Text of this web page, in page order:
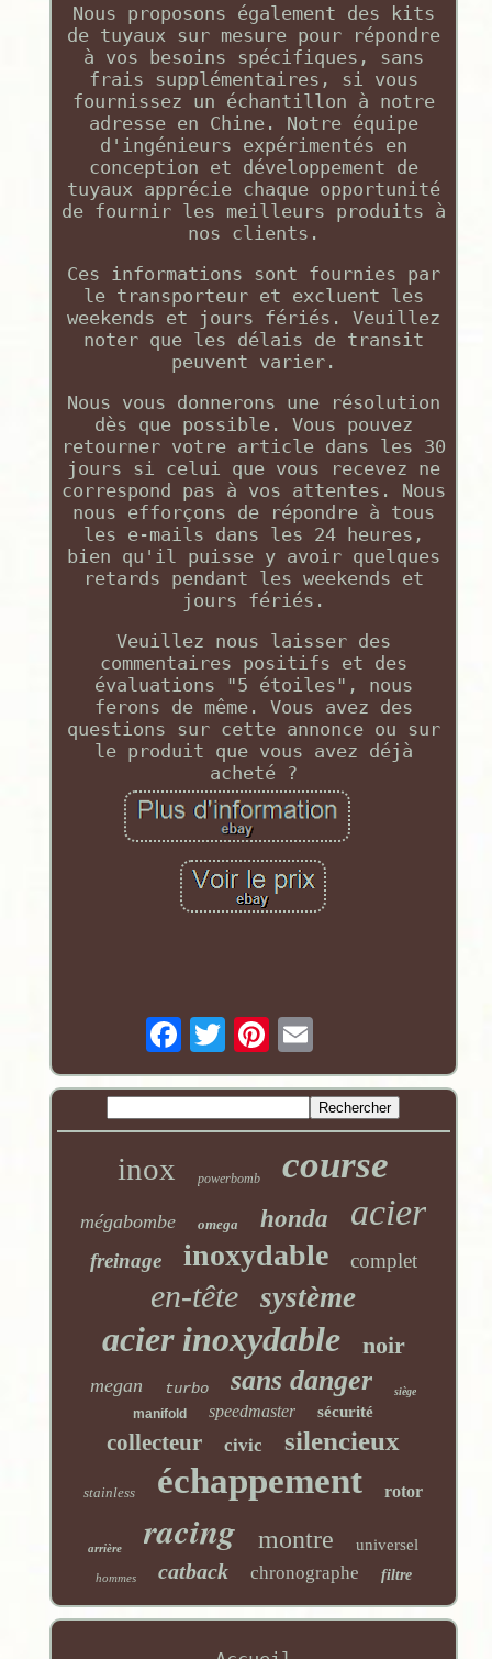
Nous proposons également des kits
de tuyaux sur mesure pour répondre
à vos besoins spécifiques, sans
frais supplémentaires, si vous
fournissez un échantillon à notre
adresse en Chine. Notre équipe
d'ingénieurs expérimentés en
conception et développement de
tuyaux apprécie chaque opportunité
de fournir les meilleurs produits à
nos clients.
Ces informations sont fournies par
le transporteur et excluent les
weekends et jours fériés. Veuillez
noter que les délais de transit
peuvent varier.
Nous vous donnerons une résolution
dès que possible. Vous pouvez
retourner votre article dans les 30
jours si celui que vous recevez ne
correspond pas à vos attentes. Nous
nous efforçons de répondre à tous
les e-mails dans les 24 heures,
bien qu'il puisse y avoir quelques
retards pendant les weekends et
jours fériés.
Veuillez nous laisser des
commentaires positifs et des
évaluations "5 étoiles", nous
ferons de même. Vous avez des
questions sur cette annonce ou sur
le produit que vous avez déjà
acheté ?
inox powerbomb course
mégabombe omega honda acier
freinage inoxydable complet
en-tête système
acier inoxydable noir
megan turbo sans danger siège
manifold speedmaster sécurité
collecteur civic silencieux
stainless échappement rotor
arrière racing montre universel
hommes catback chronographe filtre